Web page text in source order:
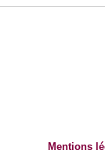
Mentions